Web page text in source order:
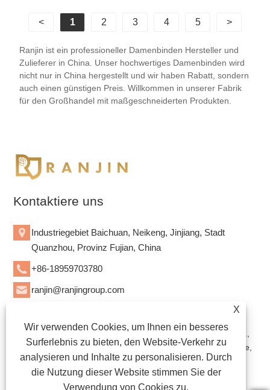
< 1 2 3 4 5 >
Ranjin ist ein professioneller Damenbinden Hersteller und
Zulieferer in China. Unser hochwertiges Damenbinden wird
nicht nur in China hergestellt und wir haben Rabatt, sondern
auch einen günstigen Preis. Willkommen in unserer Fabrik
für den Großhandel mit maßgeschneiderten Produkten.
Kontaktiere uns
Industriegebiet Baichuan, Neikeng, Jinjiang, Stadt
Quanzhou, Provinz Fujian, China
+86-18959703780
ranjin@ranjingroup.com
Copyright © 2023 Quanzhou Bozhan Hygiene Products Co.,
Ltd. – Einweg-Babywindeln, Einweg-Windeln für Erwachsene,
Damenbinden – Alle Rechte vorbehalten.
TECHNISCHER SUPPORT AUF DER WEBSITE: TIANYU
X
Wir verwenden Cookies, um Ihnen ein besseres
Surferlebnis zu bieten, den Website-Verkehr zu
analysieren und Inhalte zu personalisieren. Durch
die Nutzung dieser Website stimmen Sie der
Verwendung von Cookies zu.